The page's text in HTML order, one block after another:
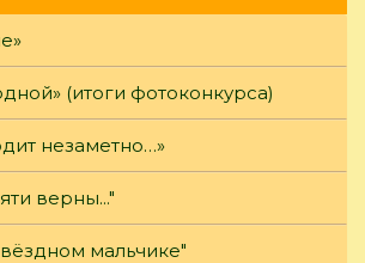
(итоги фотоконкурса)
незаметно…»
верны..."
мальчике"